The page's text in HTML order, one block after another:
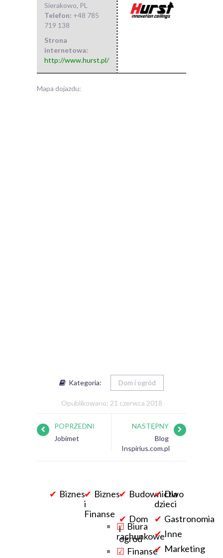
Sierakowo, PL
Telefon: +48 785
719 138
Strona
internetowa:
http://www.hurst.pl/
Mapa dojazdu:
Kategoria: Dom i ogród
Opublikowano: 21 czerwca 2018
POPRZEDNI
Jobimet
NASTĘPNY
Blog
Inspirius.com.pl
Biznes
Biznes
i
Finanse
Biura
rachunkowe
Finanse
Budownictwo
Dla
dzieci
Dom
i
ogród
Gastronomia
Inne
Marketing